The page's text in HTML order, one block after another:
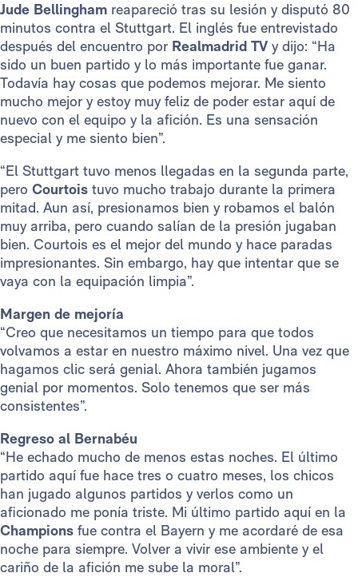
Jude Bellingham reapareció tras su lesión y disputó 80
minutos contra el Stuttgart. El inglés fue entrevistado
después del encuentro por Realmadrid TV y dijo: “Ha
sido un buen partido y lo más importante fue ganar.
Todavía hay cosas que podemos mejorar. Me siento
mucho mejor y estoy muy feliz de poder estar aquí de
nuevo con el equipo y la afición. Es una sensación
especial y me siento bien”.
“El Stuttgart tuvo menos llegadas en la segunda parte,
pero Courtois tuvo mucho trabajo durante la primera
mitad. Aun así, presionamos bien y robamos el balón
muy arriba, pero cuando salían de la presión jugaban
bien. Courtois es el mejor del mundo y hace paradas
impresionantes. Sin embargo, hay que intentar que se
vaya con la equipación limpia”.
Margen de mejoría
“Creo que necesitamos un tiempo para que todos
volvamos a estar en nuestro máximo nivel. Una vez que
hagamos clic será genial. Ahora también jugamos
genial por momentos. Solo tenemos que ser más
consistentes”.
Regreso al Bernabéu
“He echado mucho de menos estas noches. El último
partido aquí fue hace tres o cuatro meses, los chicos
han jugado algunos partidos y verlos como un
aficionado me ponía triste. Mi último partido aquí en la
Champions fue contra el Bayern y me acordaré de esa
noche para siempre. Volver a vivir ese ambiente y el
cariño de la afición me sube la moral”.